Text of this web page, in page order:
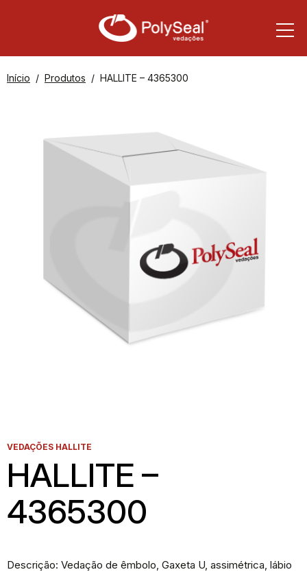
Início Produtos HALLITE – 4365300
VEDAÇÕES HALLITE
HALLITE –
4365300
Descrição: Vedação de êmbolo, Gaxeta U, assimétrica, lábio